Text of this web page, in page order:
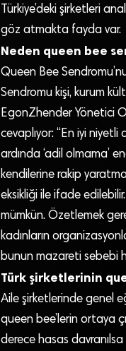
Türkiye’deki şirketleri
göz atmakta fayda var.
Neden queen bee
Queen Bee
Sendromu kişi, kurum
EgonZhender Yönetici
cevaplıyor: “En iyi niyetli
ardında ‘adil olmama’
kendilerine rakip
eksikliği ile ifade
mümkün. Özetlemek
kadınların
bunun mazareti sebebi
Türk şirketlerinin
Aile şirketlerinde genel
queen bee’lerin ortaya
derece hasas davranılsa